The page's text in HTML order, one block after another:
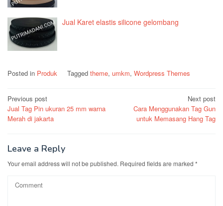
Jual Karet elastis silicone gelombang
Posted in Produk Tagged theme, umkm, Wordpress Themes
Post
navigation
Previous post
Jual Tag Pin ukuran 25 mm warna
Merah di jakarta
Next post
Cara Menggunakan Tag Gun
untuk Memasang Hang Tag
Leave a Reply
Your email address will not be published. Required fields are marked *